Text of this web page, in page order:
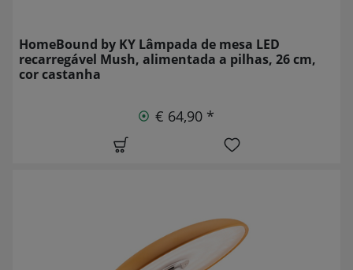
HomeBound by KY Lâmpada de mesa LED
recarregável Mush, alimentada a pilhas, 26 cm,
cor castanha
€ 64,90 *